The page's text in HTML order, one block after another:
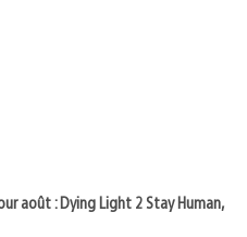
août : Dying Light 2 Stay Human,